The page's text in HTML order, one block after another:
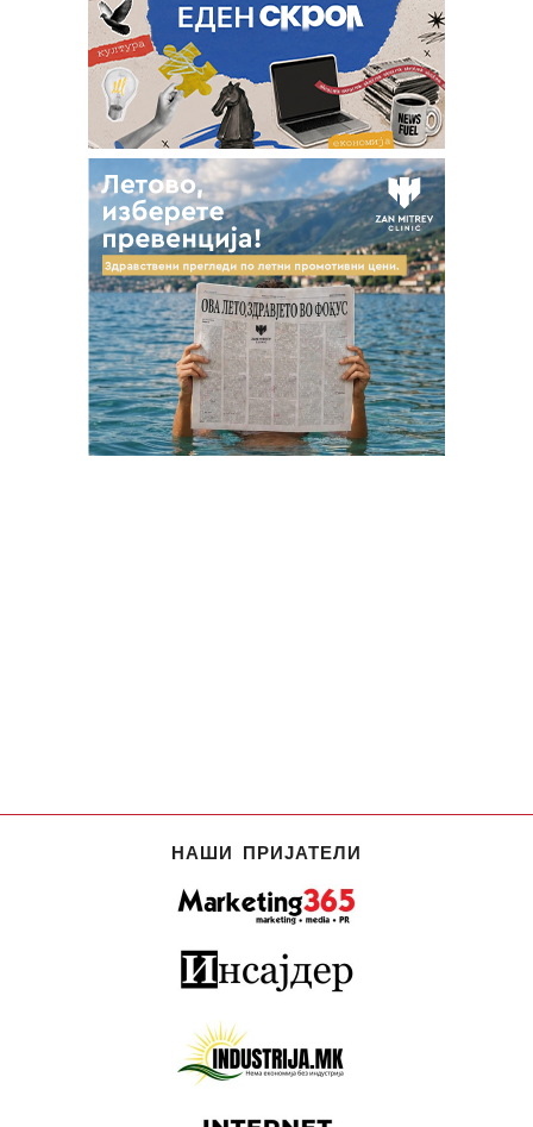
НАШИ ПРИЈАТЕЛИ